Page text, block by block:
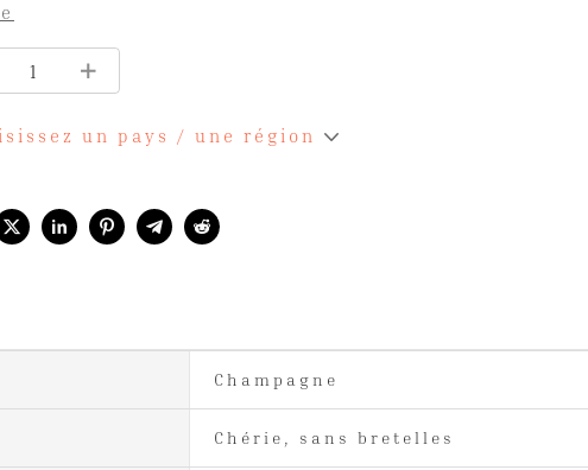
un pays / une région
Champagne
Chérie, sans bretelles